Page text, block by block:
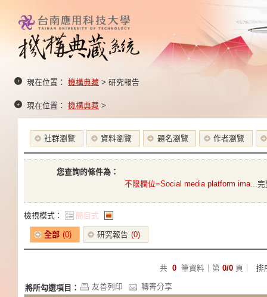
現在位置： 機構典藏 > 研究報告
現在位置： 機構典藏 >
社群瀏覽 資料瀏覽 題名瀏覽 作者瀏覽
您查詢的條件為：
不限欄位=Social media platform ima... 完
檢視模式： 簡目式
全部 (0) 研究報告 (0)
共 0 筆資料｜第 0/0 頁｜ 排
將所勾選項目： 友善列印
轉寄分享